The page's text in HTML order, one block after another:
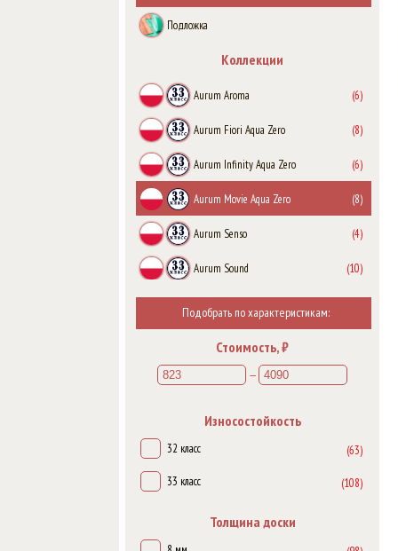
Подложка
Коллекции
Aurum Aroma (6)
Aurum Fiori Aqua Zero (8)
Aurum Infinity Aqua Zero (6)
Aurum Movie Aqua Zero (8)
Aurum Senso (4)
Aurum Sound (10)
Aurum Volo Aqua Zero
Ferrum Sigma (5)
(7)
Подобрать по характеристикам:
Стоимость, ₽
—
Износостойкость
32 класс (63)
33 класс (108)
Толщина доски